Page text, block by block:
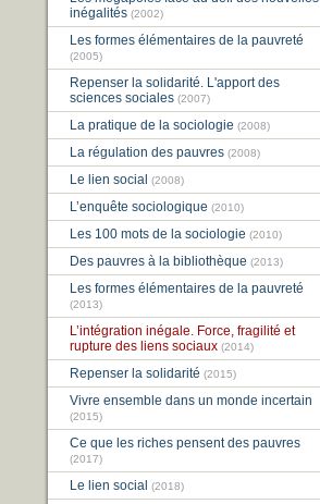
inégalités (2002)
Les formes élémentaires de la pauvreté
(2005)
Repenser la solidarité. L'apport des
sciences sociales (2007)
La pratique de la sociologie (2008)
La régulation des pauvres (2008)
Le lien social (2008)
L’enquête sociologique (2010)
Les 100 mots de la sociologie (2010)
Des pauvres à la bibliothèque (2013)
Les formes élémentaires de la pauvreté
(2013)
L’intégration inégale. Force, fragilité et
rupture des liens sociaux (2014)
Repenser la solidarité (2015)
Vivre ensemble dans un monde incertain
(2015)
Ce que les riches pensent des pauvres
(2017)
Le lien social (2018)